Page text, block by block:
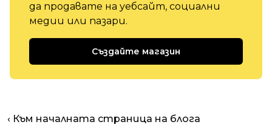
да продавате на уебсайт, социални
медии или пазари.
Създайте магазин
‹ Към началната страница на блога